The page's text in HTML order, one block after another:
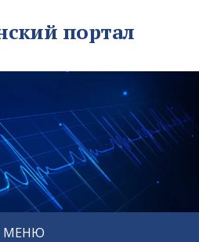
портал
МЕНЮ